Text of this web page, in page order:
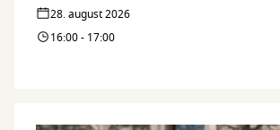
28. august 2026
16:00 - 17:00